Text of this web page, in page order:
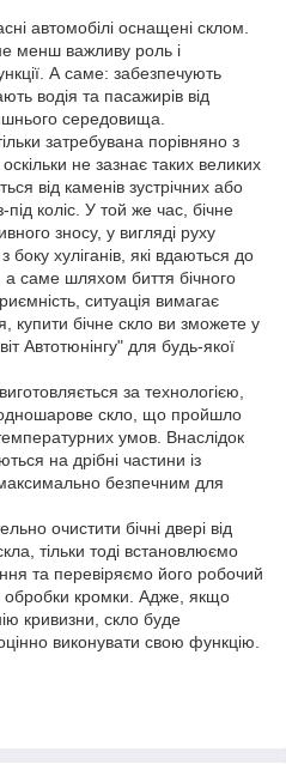
автомобілі оснащені склом.
не менш важливу роль і
А саме: забезпечують
водія та пасажирів від
середовища.
затребувана порівняно з
не зазнає таких великих
від каменів зустрічних або
коліс. У той же час, бічне
зносу, у вигляді руху
боку хуліганів, які вдаються до
саме шляхом биття бічного
ситуація вимагає
купити бічне скло ви зможете у
Автотюнінгу" для будь-якої
за технологією,
одношарове скло, що пройшло
умов. Внаслідок
на дрібні частини із
безпечним для
очистити бічні двері від
тільки тоді встановлюємо
та перевіряємо його робочий
обробки кромки. Адже, якщо
кривизни, скло буде
виконувати свою функцію.